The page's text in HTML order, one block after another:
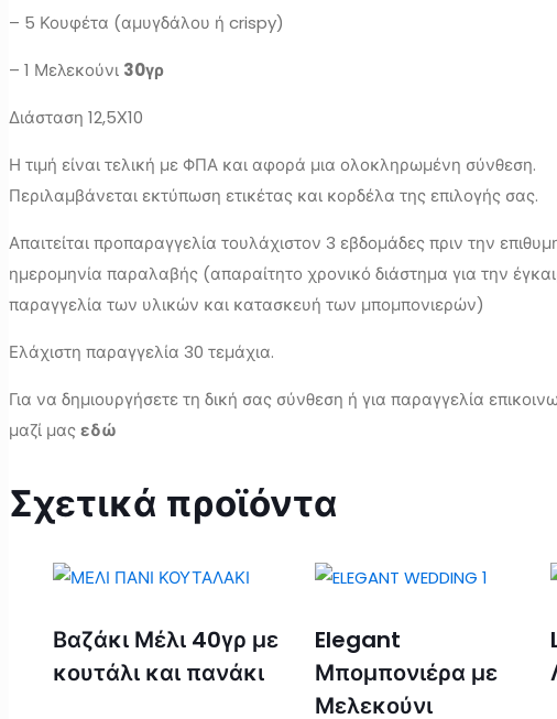
– 5 Κουφέτα (αμυγδάλου ή crispy)
– 1 Μελεκούνι 30γρ
Διάσταση 12,5Χ10
Η τιμή είναι τελική με ΦΠΑ και αφορά μια ολοκληρωμένη σύνθεση.
Περιλαμβάνεται εκτύπωση ετικέτας και κορδέλα της επιλογής σας.
Απαιτείται προπαραγγελία τουλάχιστον 3 εβδομάδες πριν την
ημερομηνία παραλαβής (απαραίτητο χρονικό διάστημα για την
παραγγελία των υλικών και κατασκευή των μπομπονιερών)
Ελάχιστη παραγγελία 30 τεμάχια.
Για να δημιουργήσετε τη δική σας σύνθεση ή για παραγγελία
μαζί μαςεδώ
Σχετικά προϊόντα
Βαζάκι Μέλι 40γρ με
κουτάλι και πανάκι
Elegant
Μπομπονιέρα με
Μελεκούνι